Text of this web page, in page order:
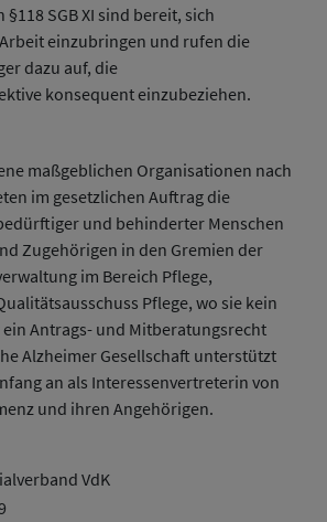
§118 SGB XI sind bereit, sich
einzubringen und rufen die
dazu auf, die
konsequent einzubeziehen.
maßgeblichen Organisationen nach
im gesetzlichen Auftrag die
und behinderter Menschen
Zugehörigen in den Gremien der
im Bereich Pflege,
Pflege, wo sie kein
Antrags- und Mitberatungsrecht
Alzheimer Gesellschaft unterstützt
an als Interessenvertreterin von
und ihren Angehörigen.
VdK